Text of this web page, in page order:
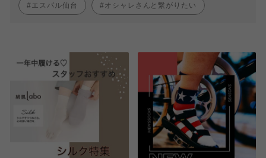
エスパル仙台 オシャレさんと繋がりたい